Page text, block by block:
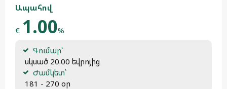
Ապահով
€ 1.00%
Գումար՝
սկսած 20.00 եվրոյից
Ժամկետ՝
181 - 270 օր